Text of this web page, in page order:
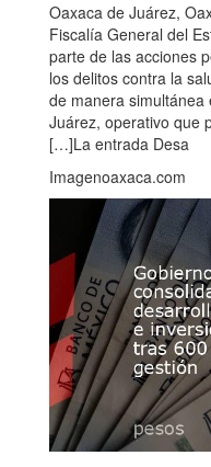
Oaxaca de Juárez,
Fiscalía General del
parte de las acciones
los delitos contra la
de manera
Juárez, operativo que
[…]La entrada Desa
Imagenoaxaca.com